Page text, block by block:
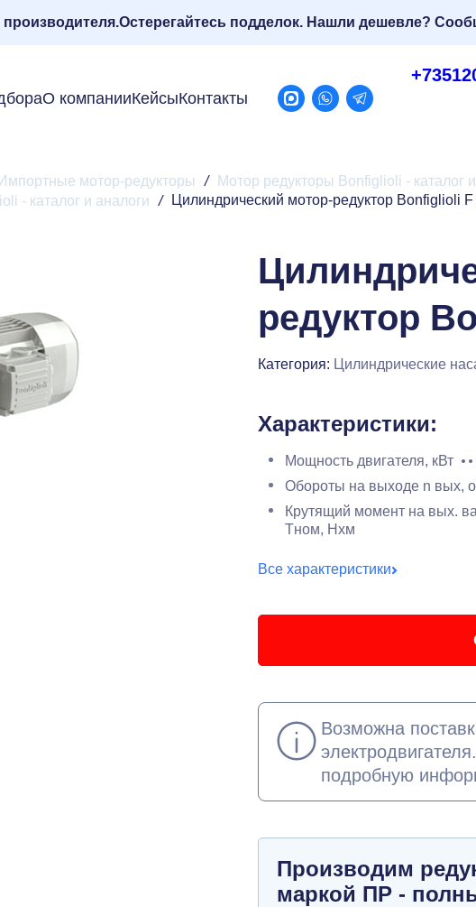
Остерегайтесь подделок. Нашли дешевле?
О компанииКейсыКонтакты
Импортные мотор-редукторы / Мотор редукторы Bonfiglioli - каталог
- каталог и аналоги
/ Цилиндрический мотор-редуктор Bonfiglioli
редуктор
Категория: Цилиндрические
Характеристики:
Мощность двигателя, кВт
Обороты на выходе n вых,
Крутящий момент на вых.
Тном, Нхм
Все характеристики
Возможна
подробную
Производим
маркой ПР -